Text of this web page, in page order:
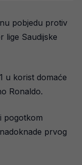
pobjedu protiv
lige Saudijske
u korist domaće
Ronaldo.
pogotkom
prvog